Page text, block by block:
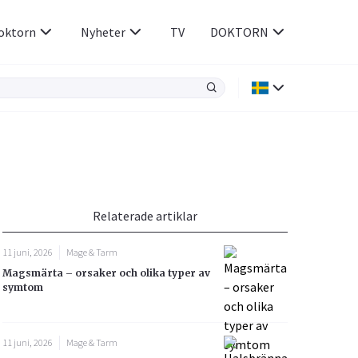
Rörelseapparaten
Sex & Samliv
Sömn & Stress
Nyheter TV DOKTORN
Relaterade artiklar
11 juni, 2026
Mage & Tarm
Magsmärta – orsaker och olika typer av
symtom
11 juni, 2026
Mage & Tarm